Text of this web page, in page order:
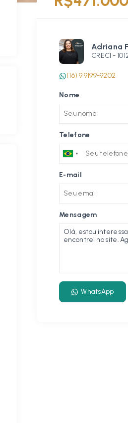
Adriana
CRECI -
(16) 9 9199-9202
Nome
Telefone
E-mail
Mensagem
WhatsApp